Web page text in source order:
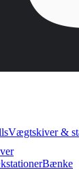
Vægtskiver &
Bænke